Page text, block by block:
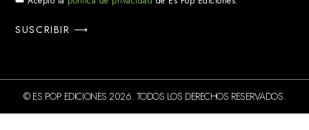
SUSCRIBIR ⟶
© ES POP EDICIONES 2026. TODOS LOS DERECHOS RESERVADOS.